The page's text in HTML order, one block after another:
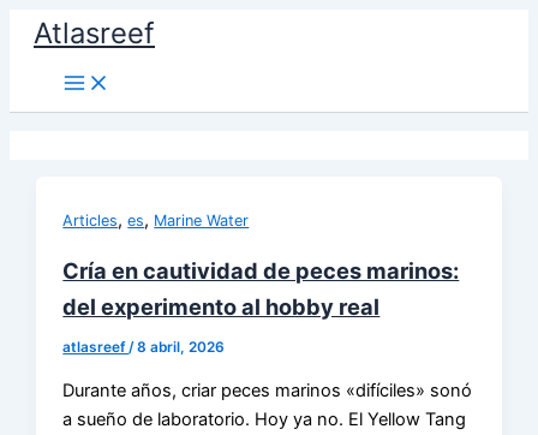
contenido
Atlasreef
Articles,es, Marine Water
Cría en cautividad de peces marinos:
del experimento al hobby real
atlasreef/8 abril, 2026
Durante años, criar peces marinos «difíciles» sonó
a sueño de laboratorio. Hoy ya no. El Yellow Tang